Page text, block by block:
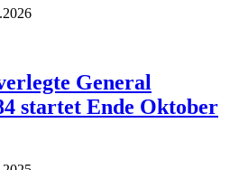
General
startet Ende Oktober